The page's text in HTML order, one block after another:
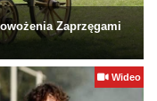
Zaprzęgami
Wideo